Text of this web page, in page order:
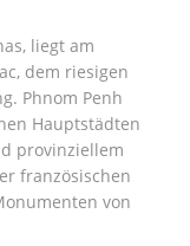
liegt am
dem riesigen
Phnom Penh
Hauptstädten
provinziellem
französischen
von